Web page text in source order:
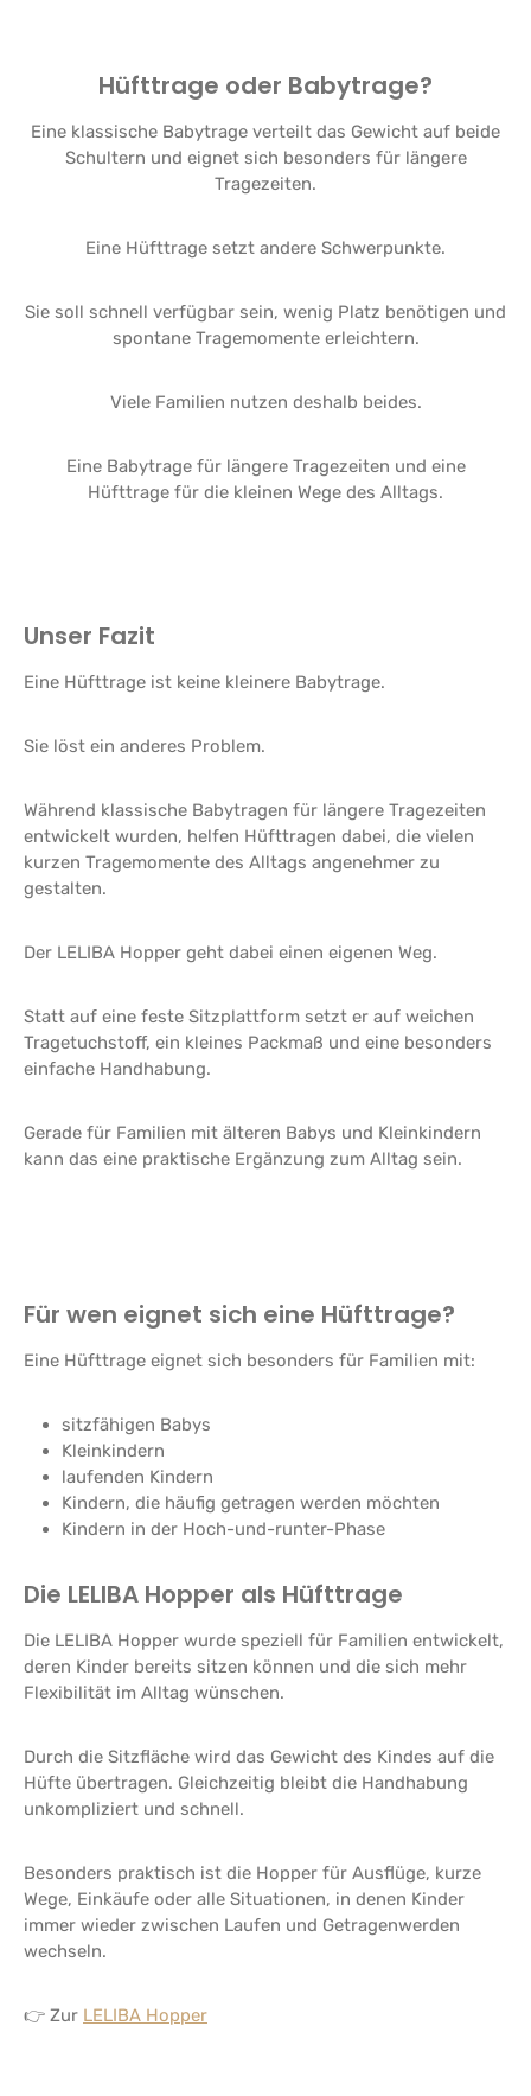
Hüfttrage oder Babytrage?
Eine klassische Babytrage verteilt das Gewicht auf beide
Schultern und eignet sich besonders für längere
Tragezeiten.
Eine Hüfttrage setzt andere Schwerpunkte.
Sie soll schnell verfügbar sein, wenig Platz benötigen und
spontane Tragemomente erleichtern.
Viele Familien nutzen deshalb beides.
Eine Babytrage für längere Tragezeiten und eine
Hüfttrage für die kleinen Wege des Alltags.
Unser Fazit
Eine Hüfttrage ist keine kleinere Babytrage.
Sie löst ein anderes Problem.
Während klassische Babytragen für längere Tragezeiten
entwickelt wurden, helfen Hüfttragen dabei, die vielen
kurzen Tragemomente des Alltags angenehmer zu
gestalten.
Der LELIBA Hopper geht dabei einen eigenen Weg.
Statt auf eine feste Sitzplattform setzt er auf weichen
Tragetuchstoff, ein kleines Packmaß und eine besonders
einfache Handhabung.
Gerade für Familien mit älteren Babys und Kleinkindern
kann das eine praktische Ergänzung zum Alltag sein.
Für wen eignet sich eine Hüfttrage?
Eine Hüfttrage eignet sich besonders für Familien mit:
sitzfähigen Babys
Kleinkindern
laufenden Kindern
Kindern, die häufig getragen werden möchten
Kindern in der Hoch-und-runter-Phase
Die LELIBA Hopper als Hüfttrage
Die LELIBA Hopper wurde speziell für Familien entwickelt,
deren Kinder bereits sitzen können und die sich mehr
Flexibilität im Alltag wünschen.
Durch die Sitzfläche wird das Gewicht des Kindes auf die
Hüfte übertragen. Gleichzeitig bleibt die Handhabung
unkompliziert und schnell.
Besonders praktisch ist die Hopper für Ausflüge, kurze
Wege, Einkäufe oder alle Situationen, in denen Kinder
immer wieder zwischen Laufen und Getragenwerden
wechseln.
👉 Zur LELIBA Hopper